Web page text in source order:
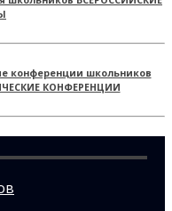
КОНФЕРЕНЦИИ